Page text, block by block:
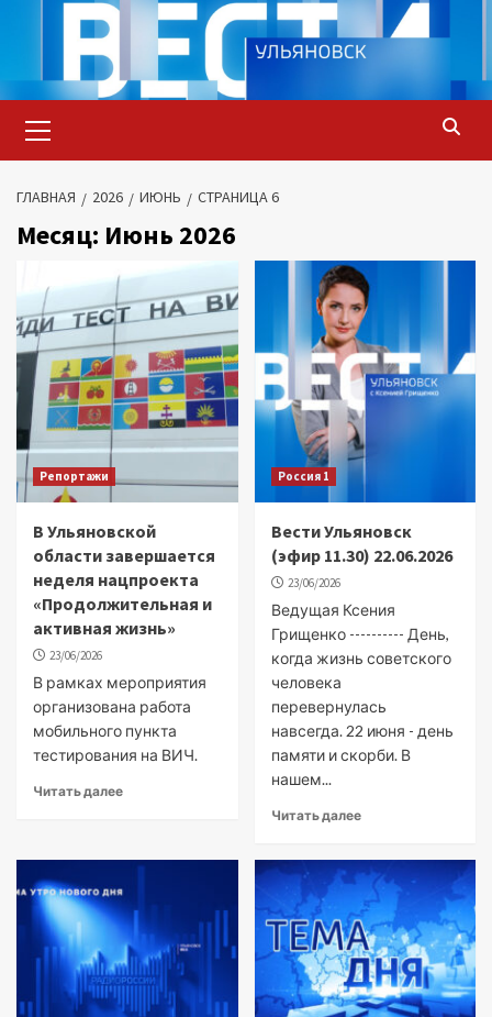
содержимому
меню
ГЛАВНАЯ 2026 ИЮНЬ СТРАНИЦА 6
Месяц: Июнь 2026
Репортажи
В Ульяновской
области завершается
неделя нацпроекта
«Продолжительная и
активная жизнь»
23/06/2026
В рамках мероприятия
организована работа
мобильного пункта
тестирования на ВИЧ.
Читать далее
Россия 1
Вести Ульяновск
(эфир 11.30) 22.06.2026
23/06/2026
Ведущая Ксения
Грищенко ---------- День,
когда жизнь советского
человека
перевернулась
навсегда. 22 июня - день
памяти и скорби. В
нашем...
Читать далее